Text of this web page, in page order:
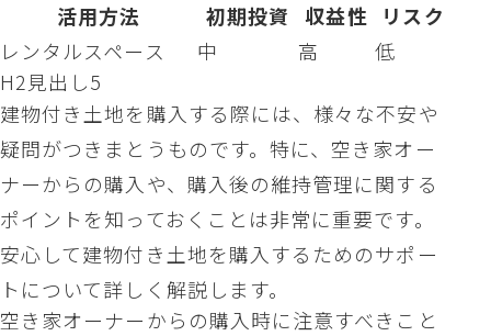
活用方法
初期投資 収益性
リスク
レンタルスペース
中 高
低
H2見出し5
建物付き土地を購入する際には、様々な不安や
疑問がつきまとうものです。特に、空き家オー
ナーからの購入や、購入後の維持管理に関する
ポイントを知っておくことは非常に重要です。
安心して建物付き土地を購入するためのサポー
トについて詳しく解説します。
空き家オーナーからの購入時に注意すべきこと